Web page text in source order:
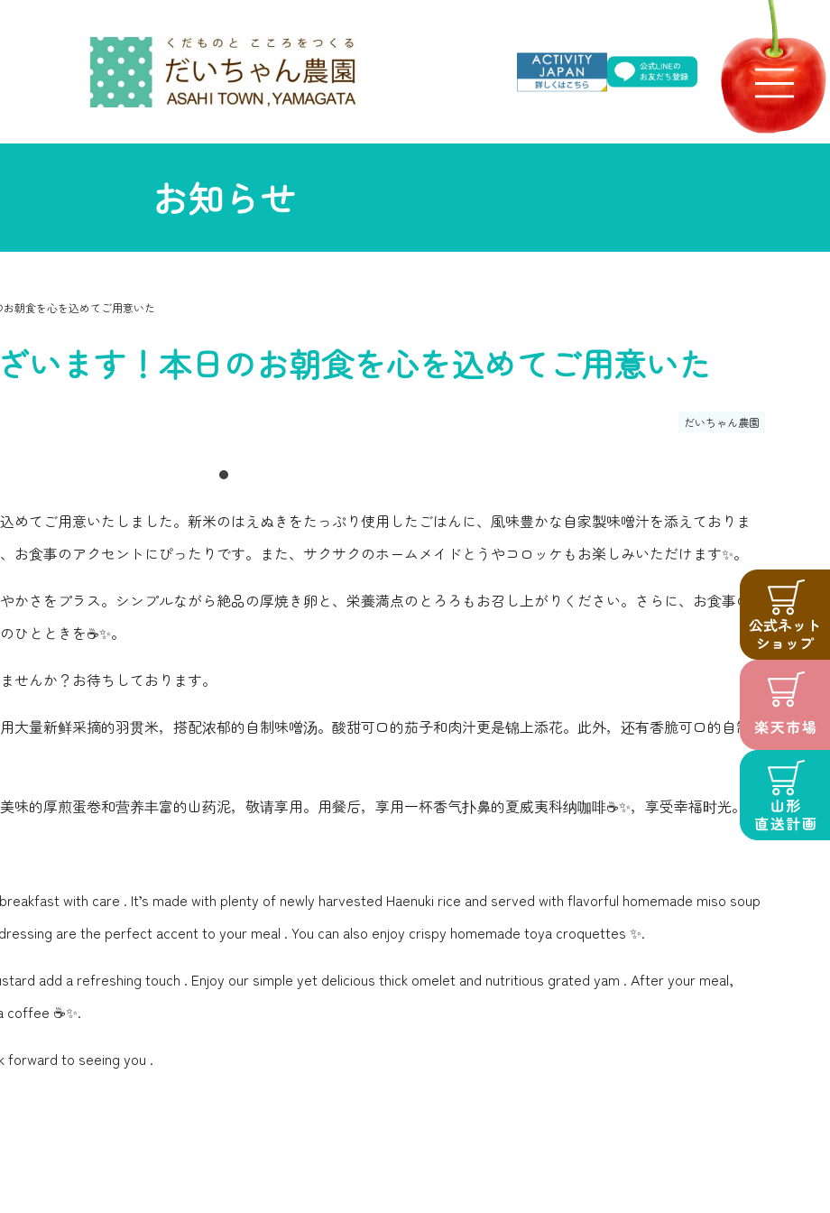
お知らせ
朝食を心を込めてご用意いた
います！本日のお朝食を心を込めてご用意いた
だいちゃん農園
めてご用意いたしました️。新米のはえぬきをたっぷり使用したごはんに、風味豊かな自家製味噌汁を添えておりま
食事のアクセントにぴったりです。また、サクサクのホームメイドとうやコロッケもお楽しみいただけます✨。
かさをプラス。シンプルながら絶品の厚焼き卵と、栄養満点のとろろもお召し上がりください。さらに、お食事の後
とときを☕✨。
せんか？お待ちしております。
大量新鲜采摘的羽贯米，搭配浓郁的自制味噌汤。酸甜可口的茄子和肉汁更是锦上添花。此外，还有香脆可口的自制洞
味的厚煎蛋卷和营养丰富的山药泥，敬请享用。用餐后，享用一杯香气扑鼻的夏威夷科纳咖啡☕✨，享受幸福时光。
with care ️. It’s made with plenty of newly harvested Haenuki rice and served with flavorful homemade miso soup
are the perfect accent to your meal . You can also enjoy crispy homemade toya croquettes ✨.
add a refreshing touch . Enjoy our simple yet delicious thick omelet and nutritious grated yam . After your meal,
coffee ☕✨.
forward to seeing you .